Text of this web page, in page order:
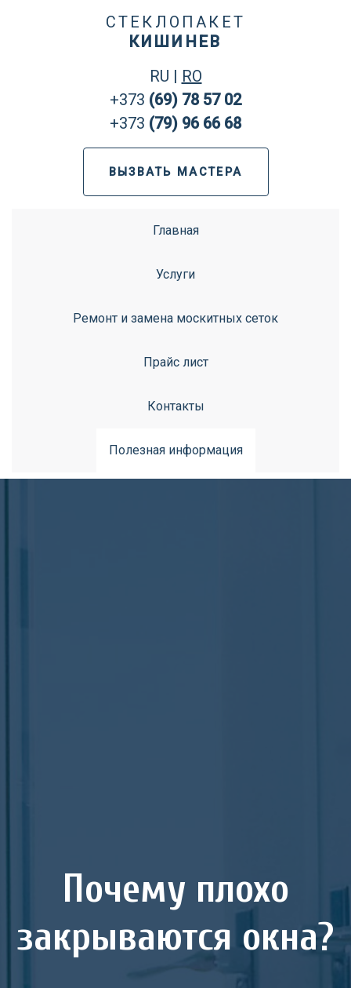
Почему плохо
закрываются окна?
СТЕКЛОПАКЕТ
КИШИНЕВ
RU | RO
+373 (69) 78 57 02
+373 (79) 96 66 68
ВЫЗВАТЬ МАСТЕРА
Главная
Услуги
Ремонт и замена москитных сеток
Прайс лист
Контакты
Полезная информация